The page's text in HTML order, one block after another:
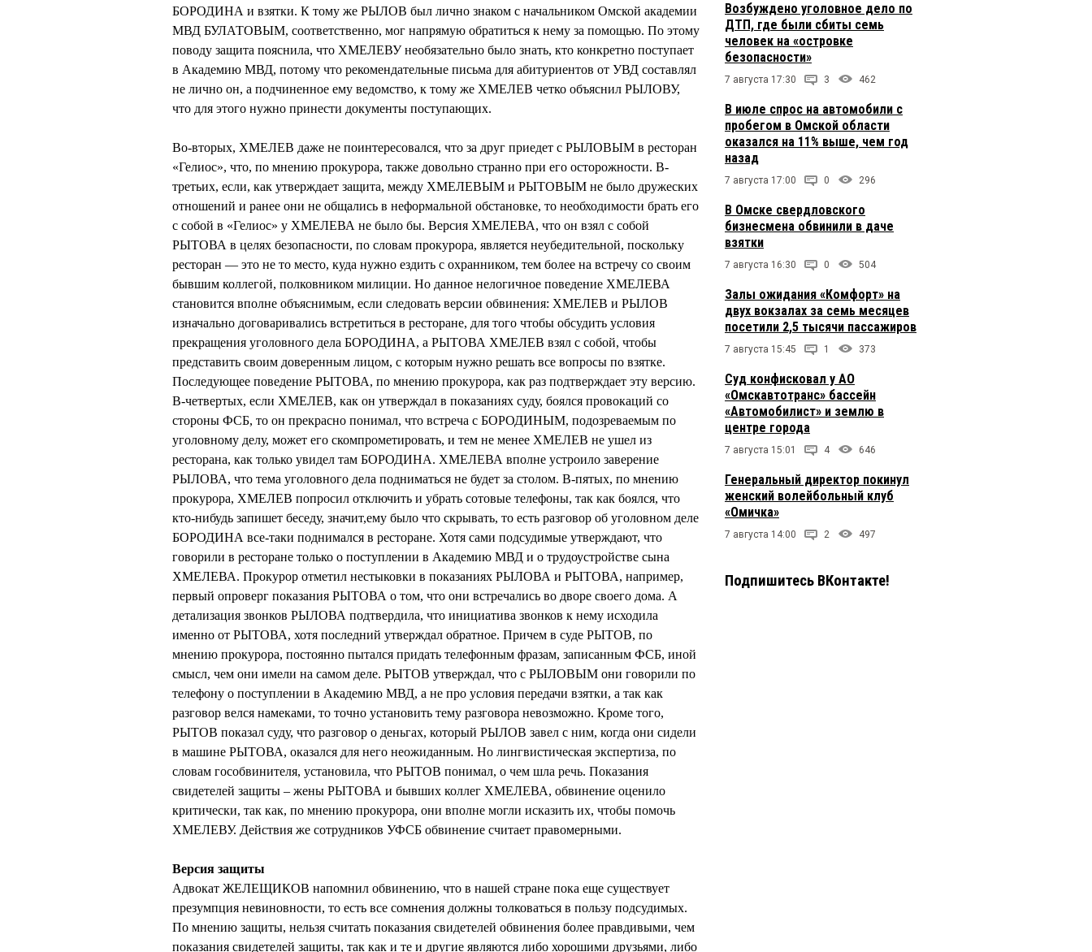
БОРОДИНА и взятки. К тому же РЫЛОВ был лично знаком с начальником Омской академии
МВД БУЛАТОВЫМ, соответственно, мог напрямую обратиться к нему за помощью. По этому
поводу защита пояснила, что ХМЕЛЕВУ необязательно было знать, кто конкретно поступает
в Академию МВД, потому что рекомендательные письма для абитуриентов от УВД составлял
не лично он, а подчиненное ему ведомство, к тому же ХМЕЛЕВ четко объяснил РЫЛОВУ,
что для этого нужно принести документы поступающих.
Во-вторых, ХМЕЛЕВ даже не поинтересовался, что за друг приедет с РЫЛОВЫМ в ресторан
«Гелиос», что, по мнению прокурора, также довольно странно при его осторожности. В-
третьих, если, как утверждает защита, между ХМЕЛЕВЫМ и РЫТОВЫМ не было дружеских
отношений и ранее они не общались в неформальной обстановке, то необходимости брать его
с собой в «Гелиос» у ХМЕЛЕВА не было бы. Версия ХМЕЛЕВА, что он взял с собой
РЫТОВА в целях безопасности, по словам прокурора, является неубедительной, поскольку
ресторан — это не то место, куда нужно ездить с охранником, тем более на встречу со своим
бывшим коллегой, полковником милиции. Но данное нелогичное поведение ХМЕЛЕВА
становится вполне объяснимым, если следовать версии обвинения: ХМЕЛЕВ и РЫЛОВ
изначально договаривались встретиться в ресторане, для того чтобы обсудить условия
прекращения уголовного дела БОРОДИНА, а РЫТОВА ХМЕЛЕВ взял с собой, чтобы
представить своим доверенным лицом, с которым нужно решать все вопросы по взятке.
Последующее поведение РЫТОВА, по мнению прокурора, как раз подтверждает эту версию.
В-четвертых, если ХМЕЛЕВ, как он утверждал в показаниях суду, боялся провокаций со
стороны ФСБ, то он прекрасно понимал, что встреча с БОРОДИНЫМ, подозреваемым по
уголовному делу, может его скомпрометировать, и тем не менее ХМЕЛЕВ не ушел из
ресторана, как только увидел там БОРОДИНА. ХМЕЛЕВА вполне устроило заверение
РЫЛОВА, что тема уголовного дела подниматься не будет за столом. В-пятых, по мнению
прокурора, ХМЕЛЕВ попросил отключить и убрать сотовые телефоны, так как боялся, что
кто-нибудь запишет беседу, значит,ему было что скрывать, то есть разговор об уголовном деле
БОРОДИНА все-таки поднимался в ресторане. Хотя сами подсудимые утверждают, что
говорили в ресторане только о поступлении в Академию МВД и о трудоустройстве сына
ХМЕЛЕВА. Прокурор отметил нестыковки в показаниях РЫЛОВА и РЫТОВА, например,
первый опроверг показания РЫТОВА о том, что они встречались во дворе своего дома. А
детализация звонков РЫЛОВА подтвердила, что инициатива звонков к нему исходила
именно от РЫТОВА, хотя последний утверждал обратное. Причем в суде РЫТОВ, по
мнению прокурора, постоянно пытался придать телефонным фразам, записанным ФСБ, иной
смысл, чем они имели на самом деле. РЫТОВ утверждал, что с РЫЛОВЫМ они говорили по
телефону о поступлении в Академию МВД, а не про условия передачи взятки, а так как
разговор велся намеками, то точно установить тему разговора невозможно. Кроме того,
РЫТОВ показал суду, что разговор о деньгах, который РЫЛОВ завел с ним, когда они сидели
в машине РЫТОВА, оказался для него неожиданным. Но лингвистическая экспертиза, по
словам гособвинителя, установила, что РЫТОВ понимал, о чем шла речь. Показания
свидетелей защиты – жены РЫТОВА и бывших коллег ХМЕЛЕВА, обвинение оценило
критически, так как, по мнению прокурора, они вполне могли исказить их, чтобы помочь
ХМЕЛЕВУ. Действия же сотрудников УФСБ обвинение считает правомерными.
Версия защиты
Адвокат ЖЕЛЕЩИКОВ напомнил обвинению, что в нашей стране пока еще существует
презумпция невиновности, то есть все сомнения должны толковаться в пользу подсудимых.
По мнению защиты, нельзя считать показания свидетелей обвинения более правдивыми, чем
показания свидетелей защиты, так как и те и другие являются либо хорошими друзьями, либо
Возбуждено уголовное дело по
ДТП, где были сбиты семь
человек на «островке
безопасности»
7 августа 17:30 3 462
В июле спрос на автомобили с
пробегом в Омской области
оказался на 11% выше, чем год
назад
7 августа 17:00 0 296
В Омске свердловского
бизнесмена обвинили в даче
взятки
7 августа 16:30 0 504
Залы ожидания «Комфорт» на
двух вокзалах за семь месяцев
посетили 2,5 тысячи пассажиров
7 августа 15:45 1 373
Суд конфисковал у АО
«Омскавтотранс» бассейн
«Автомобилист» и землю в
центре города
7 августа 15:01 4 646
Генеральный директор покинул
женский волейбольный клуб
«Омичка»
7 августа 14:00 2 497
Подпишитесь ВКонтакте!